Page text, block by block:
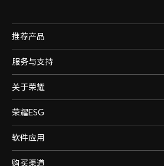
推荐产品
服务与支持
关于荣耀
荣耀ESG
软件应用
购买渠道